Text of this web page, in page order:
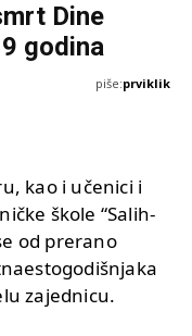
Dine
godina
piše:prviklik
kao i učenici i
škole “Salih-
od prerano
zajednicu.